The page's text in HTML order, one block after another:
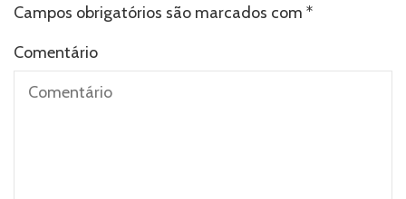
Campos obrigatórios são marcados com *
Comentário